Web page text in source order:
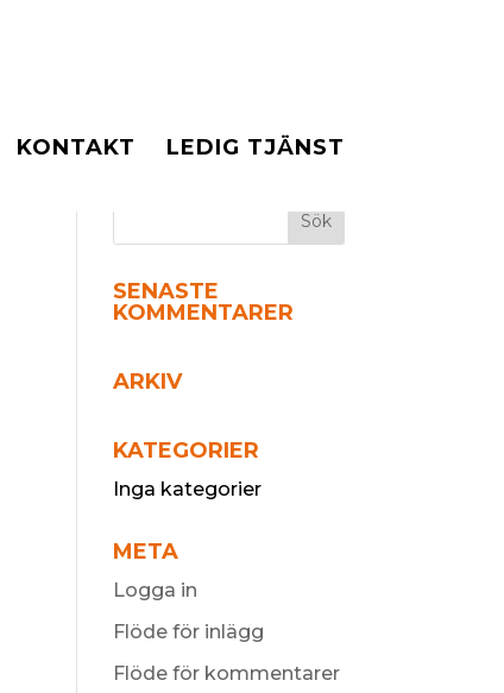
KONTAKT LEDIG TJÄNST
SENASTE
KOMMENTARER
ARKIV
KATEGORIER
Inga kategorier
META
Logga in
Flöde för inlägg
Flöde för kommentarer